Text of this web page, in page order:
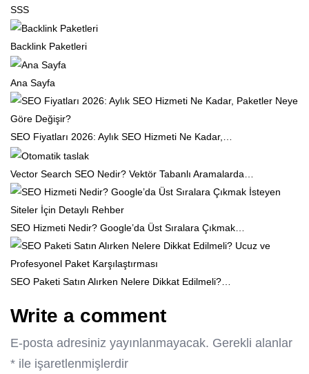
SSS
Backlink Paketleri
Ana Sayfa
SEO Fiyatları 2026: Aylık SEO Hizmeti Ne Kadar,…
Vector Search SEO Nedir? Vektör Tabanlı Aramalarda…
SEO Hizmeti Nedir? Google’da Üst Sıralara Çıkmak…
SEO Paketi Satın Alırken Nelere Dikkat Edilmeli?…
Write a comment
E-posta adresiniz yayınlanmayacak. Gerekli alanlar
* ile işaretlenmişlerdir